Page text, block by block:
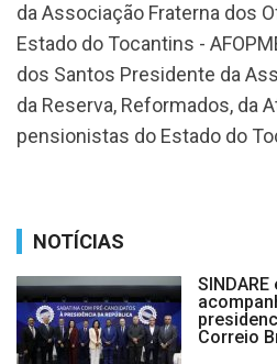
da Associação Fraterna dos
Estado do Tocantins -
dos Santos Presidente da
da Reserva, Reformados, da
pensionistas do Estado do
NOTÍCIAS
SINDARE
Correio